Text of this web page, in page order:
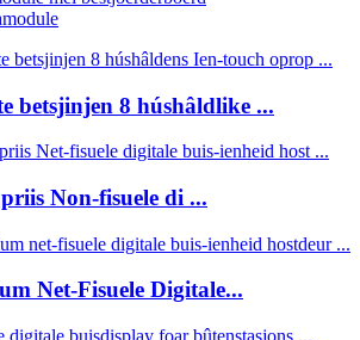
betsjinjen 8 húshâldlike ...
Non-fisuele di ...
Net-Fisuele Digitale...